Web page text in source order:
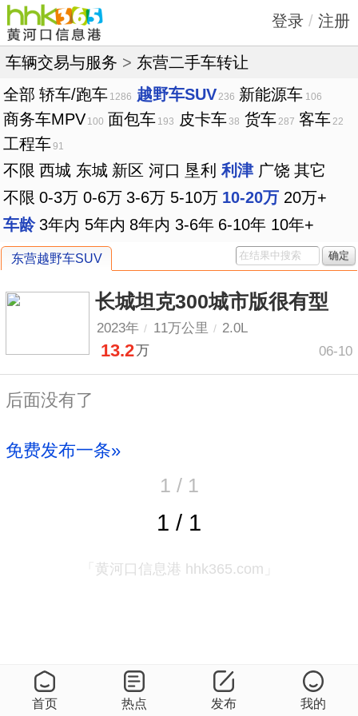
首页 热点 发布 我的
登录 / 注册
车辆交易与服务 > 东营二手车转让
全部 轿车/跑车 1286 越野车SUV 236 新能源车 106
商务车MPV 100 面包车 193 皮卡车38 货车 287 客车 22
工程车91
不限 西城 东城 新区 河口 垦利 利津 广饶 其它
不限 0-3万 0-6万 3-6万 5-10万 10-20万 20万+
车龄 3年内 5年内 8年内 3-6年 6-10年 10年+
东营越野车SUV 确定
长城坦克300城市版很有型
2023年 / 11万公里 / 2.0L
13.2万 06-10
后面没有了
免费发布一条»
1 / 1
1 / 1
「黄河口信息港 hhk365.com」